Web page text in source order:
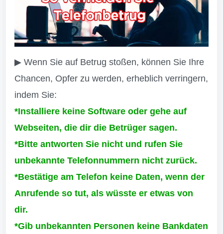
▶ Wenn Sie auf Betrug stoßen, können Sie Ihre
Chancen, Opfer zu werden, erheblich verringern,
indem Sie:
*Installiere keine Software oder gehe auf
Webseiten, die dir die Betrüger sagen.
*Bitte antworten Sie nicht und rufen Sie
unbekannte Telefonnummern nicht zurück.
*Bestätige am Telefon keine Daten, wenn der
Anrufende so tut, als wüsste er etwas von
dir.
*Gib unbekannten Personen keine Bankdaten